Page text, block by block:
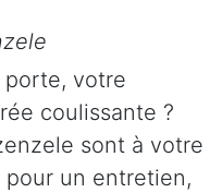
porte, votre
coulissante ?
sont à votre
un entretien,